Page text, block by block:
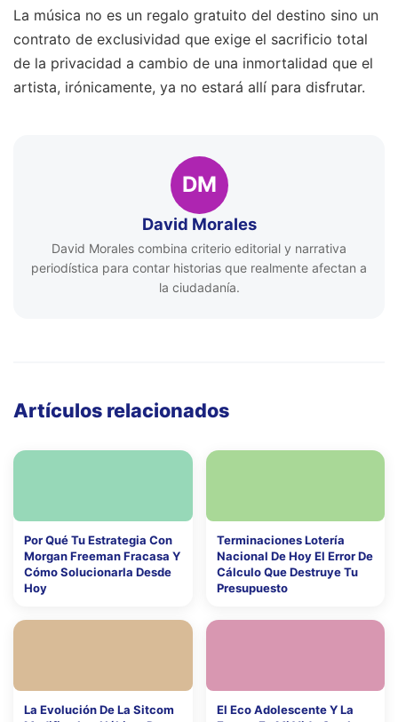
La música no es un regalo gratuito del destino sino un
contrato de exclusividad que exige el sacrificio total
de la privacidad a cambio de una inmortalidad que el
artista, irónicamente, ya no estará allí para disfrutar.
DM
David Morales
David Morales combina criterio editorial y narrativa
periodística para contar historias que realmente afectan a
la ciudadanía.
Artículos relacionados
Por Qué Tu Estrategia Con
Morgan Freeman Fracasa Y
Cómo Solucionarla Desde
Hoy
Terminaciones Lotería
Nacional De Hoy El Error De
Cálculo Que Destruye Tu
Presupuesto
La Evolución De La Sitcom
El Eco Adolescente Y La